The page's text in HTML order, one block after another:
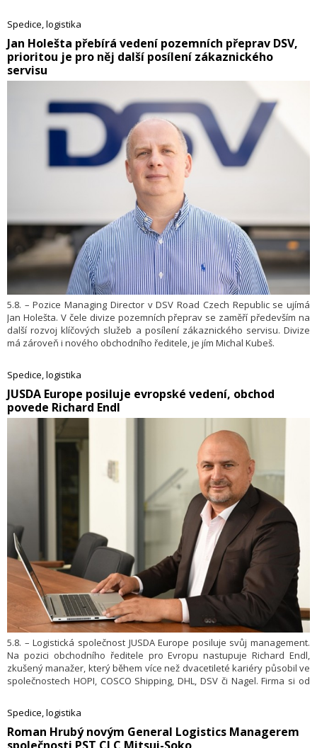
zakázek a nové projekty strategickým rozšířením svých výrobních
kapacit. Technologické centrum o celkové ploše 32 600 m² a primárním
zaměřením na výrobu lisovaných a svařovaných autodílů představuje
pro P3 Ostrava Central nejen další etapu rozvoje parku, ale i první
zdejší výstavbu na míru moderní průmyslové výrobě.
Spedice, logistika
​Jan Holešta přebírá vedení pozemních přeprav DSV,
prioritou je pro něj další posílení zákaznického
servisu
5.8. – Pozice Managing Director v DSV Road Czech Republic se ujímá
Jan Holešta. V čele divize pozemních přeprav se zaměří především na
další rozvoj klíčových služeb a posílení zákaznického servisu. Divize
má zároveň i nového obchodního ředitele, je jím Michal Kubeš.
Spedice, logistika
​JUSDA Europe posiluje evropské vedení, obchod
povede Richard Endl
5.8. – Logistická společnost JUSDA Europe posiluje svůj management.
Na pozici obchodního ředitele pro Evropu nastupuje Richard Endl,
zkušený manažer, který během více než dvacetileté kariéry působil ve
společnostech HOPI, COSCO Shipping, DHL, DSV či Nagel. Firma si od
Spedice, logistika
​Roman Hrubý novým General Logistics Managerem
společnosti PST CLC Mitsui-Soko